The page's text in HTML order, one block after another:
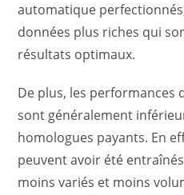
automatique
données plus riches qui
résultats optimaux.
De plus, les performances
sont généralement
homologues payants. En
peuvent avoir été
moins variés et moins